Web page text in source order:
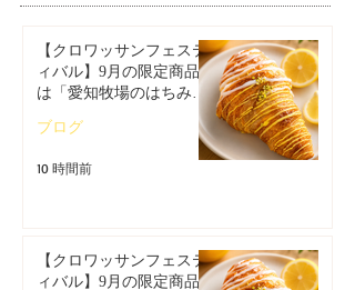
【クロワッサンフェステ
ィバル】9月の限定商品
は「愛知牧場のはちみつ
ン」🥐🍋
ブログ
10 時間前
【クロワッサンフェステ
ィバル】9月の限定商品